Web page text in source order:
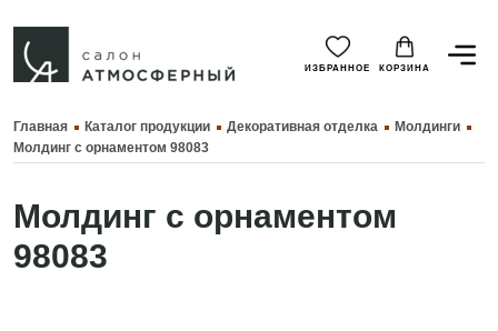
ИЗБРАННОЕ КОРЗИНА
Главная Каталог продукции Декоративная отделка
Молдинги
Молдинг с орнаментом 98083
Молдинг с орнаментом
98083